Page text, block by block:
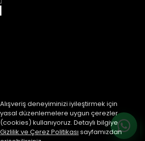
Alışveriş deneyiminizi iyileştirmek için
yasal düzenlemelere uygun çerezler
(cookies) kullanıyoruz. Detaylı bilgiye
Gizlilik ve Çerez Politikası sayfamızdan